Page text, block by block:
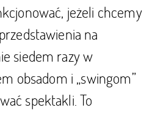
jeżeli chcemy
na
siedem razy w
obsadom i „swingom”
spektakli. To